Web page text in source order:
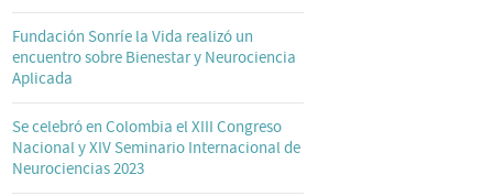
Fundación Sonríe la Vida realizó un
encuentro sobre Bienestar y Neurociencia
Aplicada
Se celebró en Colombia el XIII Congreso
Nacional y XIV Seminario Internacional de
Neurociencias 2023